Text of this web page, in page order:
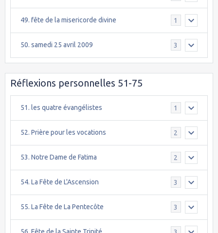
49. fête de la misericorde divine 1
50. samedi 25 avril 2009 3
Réflexions personnelles 51-75
51. les quatre évangélistes 1
52. Prière pour les vocations 2
53. Notre Dame de Fatima 2
54. La Fête de L'Ascension 3
55. La Fête de La Pentecôte 3